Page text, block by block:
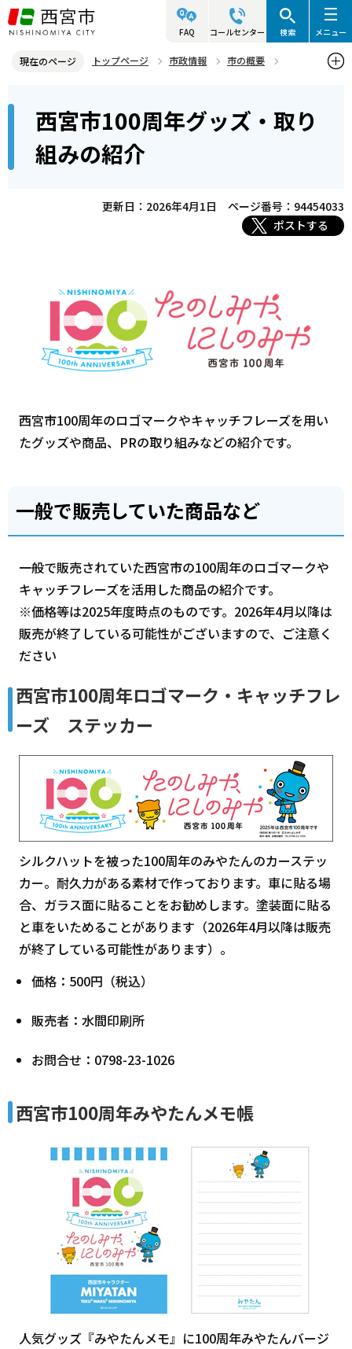
こ
の
ジ
頭
FAQ コールセンター 検索 メニュー
現在のページ トップページ 市政情報
市の概要
西宮市100周年グッズ・取り
組みの紹介
更新日：2026年4月1日
ページ番号：94454033
ポストする
西宮市100周年のロゴマークやキャッチフレーズを用い
たグッズや商品、PRの取り組みなどの紹介です。
一般で販売していた商品など
一般で販売されていた西宮市の100周年のロゴマークや
キャッチフレーズを活用した商品の紹介です。
※価格等は2025年度時点のものです。2026年4月以降は
販売が終了している可能性がございますので、ご注意く
ださい
西宮市100周年ロゴマーク・キャッチフレ
ーズ ステッカー
シルクハットを被った100周年のみやたんのカーステッ
カー。耐久力がある素材で作っております。車に貼る場
合、ガラス面に貼ることをお勧めします。塗装面に貼る
と車をいためることがあります（2026年4月以降は販売
が終了している可能性があります）。
価格：500円（税込）
販売者：水間印刷所
お問合せ：0798-23-1026
西宮市100周年みやたんメモ帳
人気グッズ『みやたんメモ』に100周年みやたんバージ